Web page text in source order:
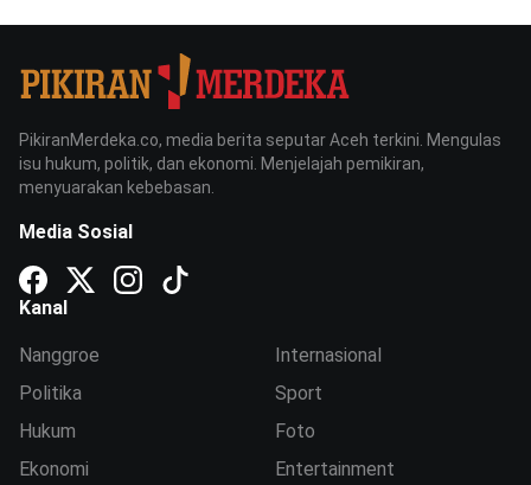
PikiranMerdeka.co, media berita seputar Aceh terkini. Mengulas
isu hukum, politik, dan ekonomi. Menjelajah pemikiran,
menyuarakan kebebasan.
Media Sosial
Kanal
Nanggroe
Politika
Hukum
Ekonomi
Internasional
Sport
Foto
Entertainment